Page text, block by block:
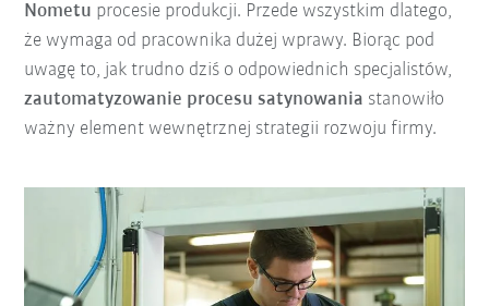
Nometu procesie produkcji. Przede wszystkim dlatego,
że wymaga od pracownika dużej wprawy. Biorąc pod
uwagę to, jak trudno dziś o odpowiednich specjalistów,
zautomatyzowanie procesu satynowania stanowiło
ważny element wewnętrznej strategii rozwoju firmy.